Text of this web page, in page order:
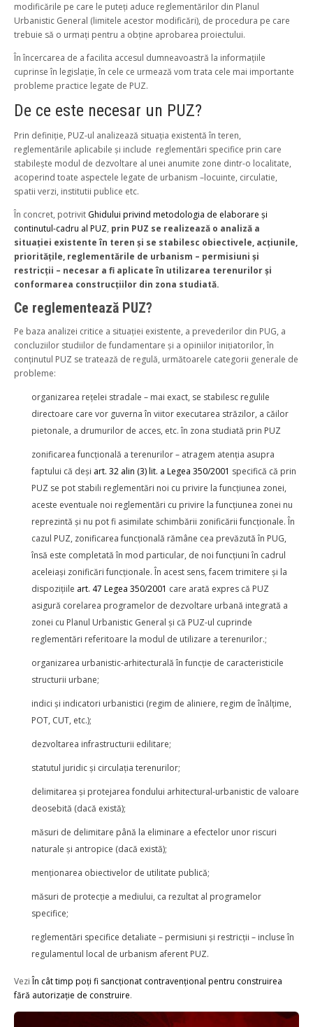
modificările pe care le puteți aduce reglementărilor din Planul
Urbanistic General (limitele acestor modificări), de procedura pe care
trebuie să o urmați pentru a obține aprobarea proiectului.
În încercarea de a facilita accesul dumneavoastră la informațiile
cuprinse în legislație, în cele ce urmează vom trata cele mai importante
probleme practice legate de PUZ.
De ce este necesar un PUZ?
Prin definiție, PUZ-ul analizează situația existentă în teren,
reglementările aplicabile și include reglementări specifice prin care
stabilește modul de dezvoltare al unei anumite zone dintr-o localitate,
acoperind toate aspectele legate de urbanism –locuinte, circulatie,
spatii verzi, institutii publice etc.
În concret, potrivit Ghidului privind metodologia de elaborare și
continutul-cadru al PUZ, prin PUZ se realizează o analiză a
situației existente în teren și se stabilesc obiectivele, acțiunile,
prioritățile, reglementările de urbanism – permisiuni și
restricții – necesar a fi aplicate în utilizarea terenurilor și
conformarea construcțiilor din zona studiată.
Ce reglementează PUZ?
Pe baza analizei critice a situației existente, a prevederilor din PUG, a
concluziilor studiilor de fundamentare și a opiniilor inițiatorilor, în
conținutul PUZ se tratează de regulă, următoarele categorii generale de
probleme:
organizarea rețelei stradale – mai exact, se stabilesc regulile
directoare care vor guverna în viitor executarea străzilor, a căilor
pietonale, a drumurilor de acces, etc. în zona studiată prin PUZ
zonificarea funcțională a terenurilor – atragem atenția asupra
faptului că deși art. 32 alin (3) lit. a Legea 350/2001 specifică că prin
PUZ se pot stabili reglementări noi cu privire la funcțiunea zonei,
aceste eventuale noi reglementări cu privire la funcțiunea zonei nu
reprezintă și nu pot fi asimilate schimbării zonificării funcționale. În
cazul PUZ, zonificarea funcțională rămâne cea prevăzută în PUG,
însă este completată în mod particular, de noi funcțiuni în cadrul
aceleiași zonificări funcționale. În acest sens, facem trimitere și la
dispozițiile art. 47 Legea 350/2001 care arată expres că PUZ
asigură corelarea programelor de dezvoltare urbană integrată a
zonei cu Planul Urbanistic General și că PUZ-ul cuprinde
reglementări referitoare la modul de utilizare a terenurilor.;
organizarea urbanistic-arhitecturală în funcție de caracteristicile
structurii urbane;
indici și indicatori urbanistici (regim de aliniere, regim de înălțime,
POT, CUT, etc.);
dezvoltarea infrastructurii edilitare;
statutul juridic și circulația terenurilor;
delimitarea și protejarea fondului arhitectural-urbanistic de valoare
deosebită (dacă există);
măsuri de delimitare până la eliminare a efectelor unor riscuri
naturale și antropice (dacă există);
menționarea obiectivelor de utilitate publică;
măsuri de protecție a mediului, ca rezultat al programelor
specifice;
reglementări specifice detaliate – permisiuni și restricții – incluse în
regulamentul local de urbanism aferent PUZ.
Vezi În cât timp poți fi sancționat contravențional pentru construirea
fără autorizație de construire.